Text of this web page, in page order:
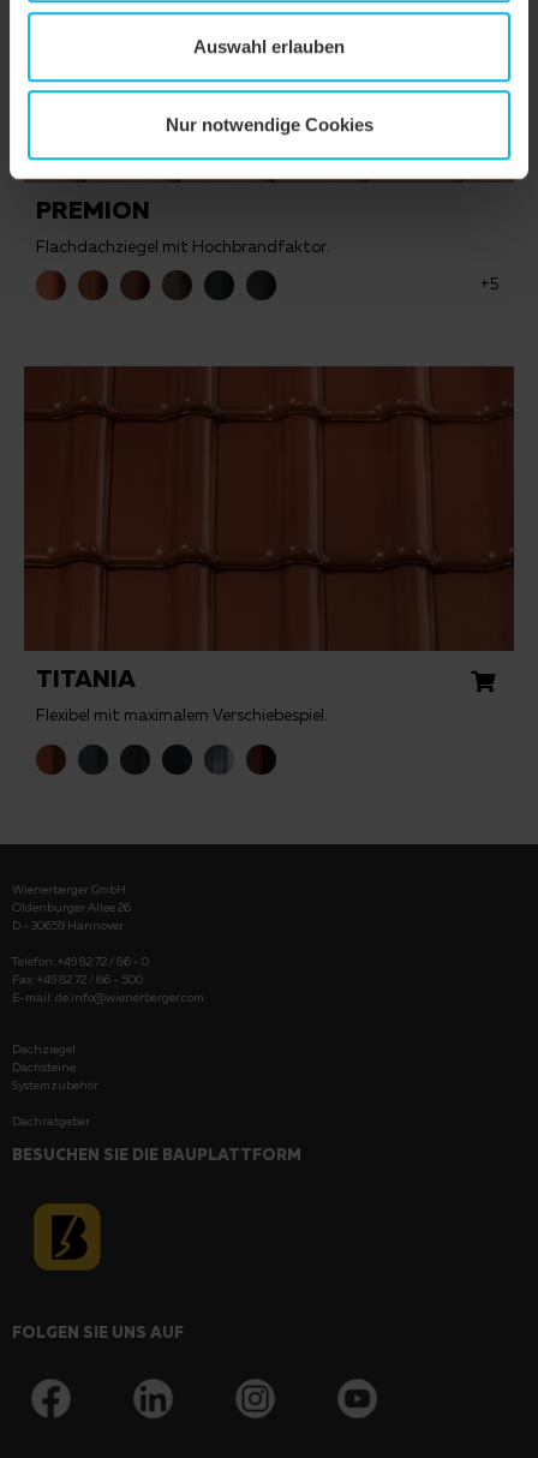
Auswahl erlauben
Nur notwendige Cookies
PREMION
Flachdachziegel mit Hochbrandfaktor.
+5
TITANIA
Flexibel mit maximalem Verschiebespiel.
Wienerberger GmbH
Oldenburger Allee 26
D - 30659 Hannover
Telefon: +49 82 72 / 86 - 0
Fax: +49 82 72 / 86 - 500
E-mail: de.info@wienerberger.com
Dachziegel
Dachsteine
Systemzubehör
Dachratgeber
BESUCHEN SIE DIE BAUPLATTFORM
FOLGEN SIE UNS AUF